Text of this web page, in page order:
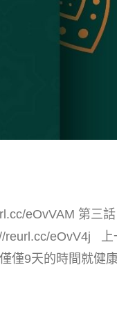
eOvVAM 第三
reurl.cc/eOvV4j
僅9天的時間就健